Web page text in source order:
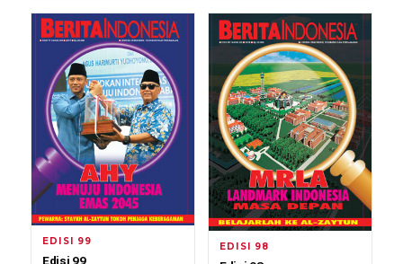
EDISI 99
Edisi 99
EDISI 98